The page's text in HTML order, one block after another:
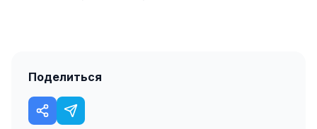
Персонализация
КОПИРАЙТИНГ
Поделиться